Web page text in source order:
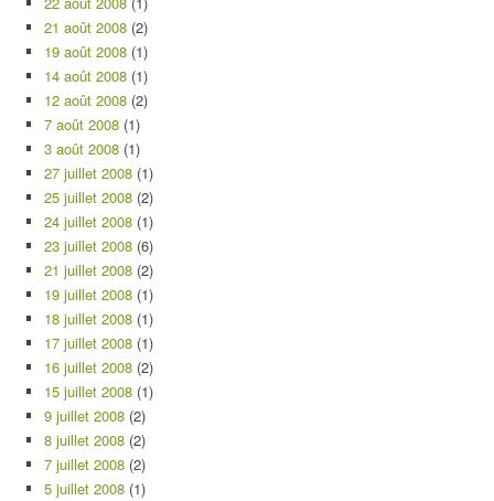
21 août 2008 (2)
19 août 2008 (1)
14 août 2008 (1)
12 août 2008 (2)
7 août 2008 (1)
3 août 2008 (1)
27 juillet 2008 (1)
25 juillet 2008 (2)
24 juillet 2008 (1)
23 juillet 2008 (6)
21 juillet 2008 (2)
19 juillet 2008 (1)
18 juillet 2008 (1)
17 juillet 2008 (1)
16 juillet 2008 (2)
15 juillet 2008 (1)
9 juillet 2008 (2)
8 juillet 2008 (2)
7 juillet 2008 (2)
5 juillet 2008 (1)